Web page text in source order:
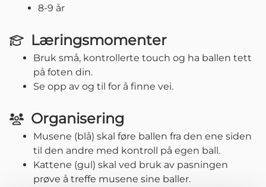
8-9 år
Læringsmomenter
Bruk små, kontrollerte touch og ha ballen tett
på foten din.
Se opp av og til for å finne vei.
Organisering
Musene (blå) skal føre ballen fra den ene siden
til den andre med kontroll på egen ball.
Kattene (gul) skal ved bruk av pasningen
prøve å treffe musene sine baller.